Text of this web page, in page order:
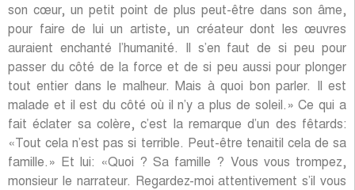
son cœur, un petit point de plus peut-être dans son âme,
pour faire de lui un artiste, un créateur dont les œuvres
auraient enchanté l’humanité. Il s’en faut de si peu pour
passer du côté de la force et de si peu aussi pour plonger
tout entier dans le malheur. Mais à quoi bon parler. Il est
malade et il est du côté où il n’y a plus de soleil.» Ce qui a
fait éclater sa colère, c’est la remarque d’un des fêtards:
«Tout cela n’est pas si terrible. Peut-être tenaitil cela de sa
famille.» Et lui: «Quoi ? Sa famille ? Vous vous trompez,
monsieur le narrateur. Regardez-moi attentivement s’il vous